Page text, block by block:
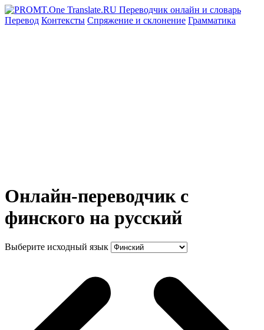
Перевод Контексты Спряжение и склонение Грамматика
Онлайн-переводчик с
финского на русский
Выберите исходный язык